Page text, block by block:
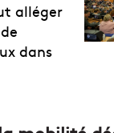
alléger
dans